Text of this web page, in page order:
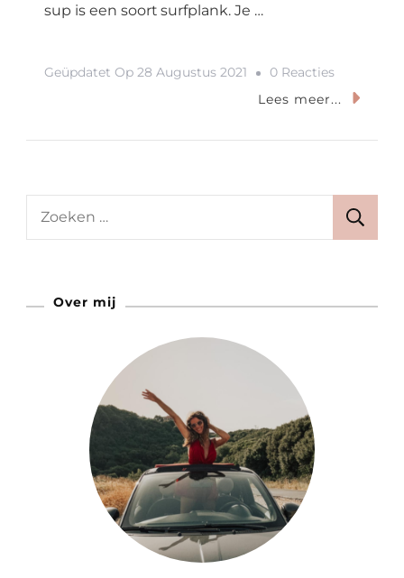
sup is een soort surfplank. Je …
Geüpdatet Op 28 Augustus 2021 0 ReactiesOp
Suppen
Trend
Lees meer...
Zoeken
Over mij